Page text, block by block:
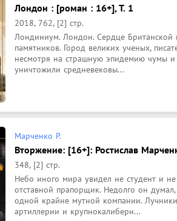
Лондон : [роман : 16+], Т. 1
2018, 762, [2] стр.
Лондиниум. Лондон. Сердце Британской
памятников. Город великих ученых,
несмотря на страшную эпидемию чумы
уничтожили средневековы...
Марченко Р.
Вторжение: [16+]: Ростислав
348, [2] стр.
Небо иного мира увидел не студент и
отставной прапорщик. Недолго он
одной крайне мутной компании.
артиллерии и крупнокалиберн...